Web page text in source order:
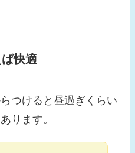
快適
つけると昼過ぎくらい
ります。